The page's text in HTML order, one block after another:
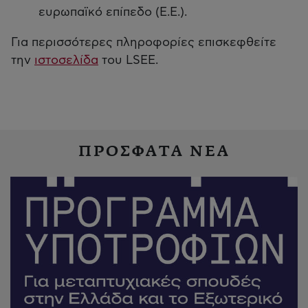
ευρωπαϊκό επίπεδο (Ε.Ε.).
Για περισσότερες πληροφορίες επισκεφθείτε
την ιστοσελίδα του LSEE.
ΠΡΟΣΦΑΤΑ ΝΕΑ